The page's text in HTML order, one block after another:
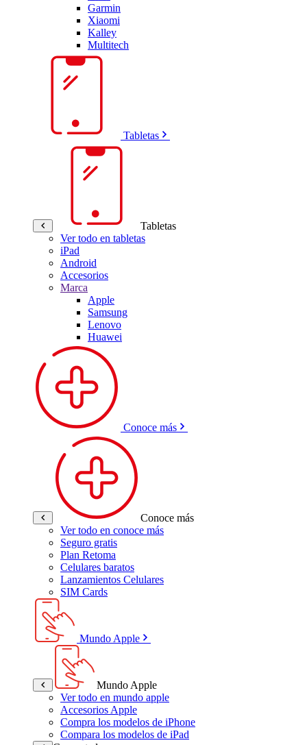
Garmin
Xiaomi
Kalley
Multitech
Tabletas
Tabletas
Ver todo en tabletas
iPad
Android
Accesorios
Marca
Apple
Samsung
Lenovo
Huawei
Conoce más
Conoce más
Ver todo en conoce más
Seguro gratis
Plan Retoma
Celulares baratos
Lanzamientos Celulares
SIM Cards
Mundo Apple
Mundo Apple
Ver todo en mundo apple
Accesorios Apple
Compra los modelos de iPhone
Compara los modelos de iPad